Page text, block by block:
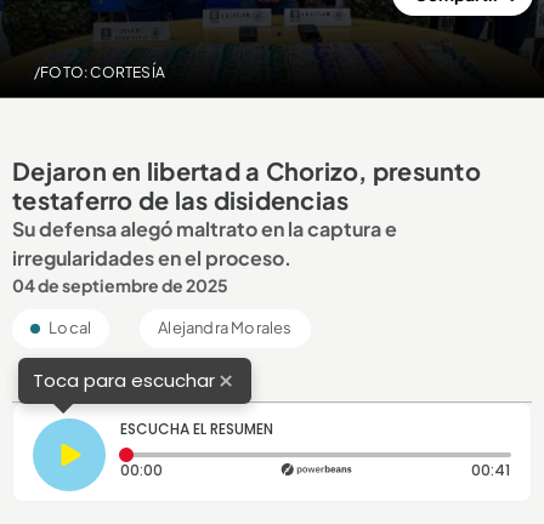
/FOTO: CORTESÍA
Dejaron en libertad a Chorizo, presunto
testaferro de las disidencias
Su defensa alegó maltrato en la captura e
irregularidades en el proceso.
04 de septiembre de 2025
Local Alejandra Morales
Toca para escuchar×
ESCUCHA EL RESUMEN
00:00 Tiempo transcurrido: 0 segundos 00:41